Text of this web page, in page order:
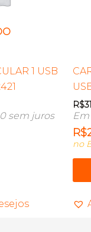
1 USB
sem juros
R$
R$
no